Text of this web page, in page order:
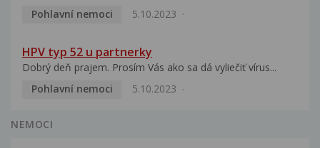
Pohlavní nemoci
5.10.2023
HPV typ 52 u partnerky
Dobrý deň prajem. Prosím Vás ako sa dá vyliečiť vírus...
Pohlavní nemoci
5.10.2023
NEMOCI